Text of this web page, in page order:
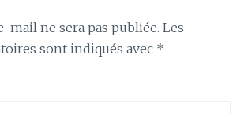
mail ne sera pas publiée. Les
sont indiqués avec *